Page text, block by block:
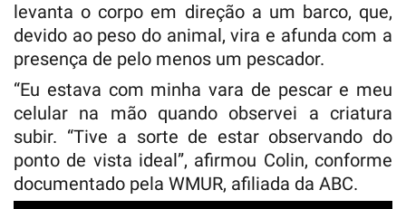
levanta o corpo em direção a um barco, que,
devido ao peso do animal, vira e afunda com a
presença de pelo menos um pescador.
“Eu estava com minha vara de pescar e meu
celular na mão quando observei a criatura
subir. “Tive a sorte de estar observando do
ponto de vista ideal”, afirmou Colin, conforme
documentado pela WMUR, afiliada da ABC.